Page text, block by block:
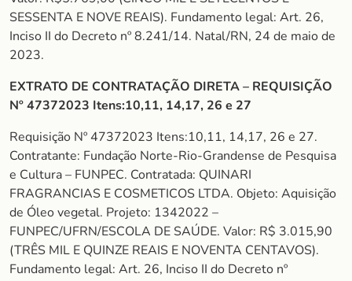
SESSENTA E NOVE REAIS). Fundamento legal: Art. 26,
Inciso II do Decreto nº 8.241/14. Natal/RN, 24 de maio de
2023.
EXTRATO DE CONTRATAÇÃO DIRETA – REQUISIÇÃO
Nº 47372023 Itens:10,11, 14,17, 26 e 27
Requisição Nº 47372023 Itens:10,11, 14,17, 26 e 27.
Contratante: Fundação Norte-Rio-Grandense de Pesquisa
e Cultura – FUNPEC. Contratada: QUINARI
FRAGRANCIAS E COSMETICOS LTDA. Objeto: Aquisição
de Óleo vegetal. Projeto: 1342022 –
FUNPEC/UFRN/ESCOLA DE SAÚDE. Valor: R$ 3.015,90
(TRÊS MIL E QUINZE REAIS E NOVENTA CENTAVOS).
Fundamento legal: Art. 26, Inciso II do Decreto nº